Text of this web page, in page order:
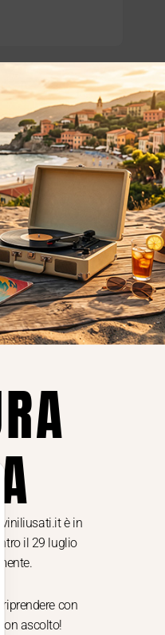
è in
il 29 luglio
riprendere con
ascolto!